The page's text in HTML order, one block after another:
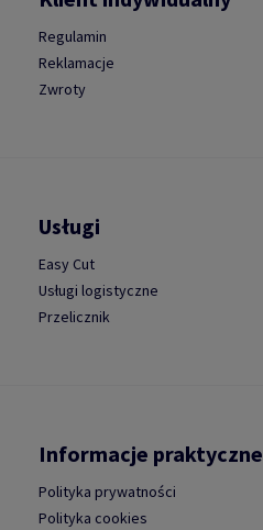
Regulamin
Reklamacje
Zwroty
Usługi
Easy Cut
Usługi logistyczne
Przelicznik
Informacje praktyczne
Polityka prywatności
Polityka cookies